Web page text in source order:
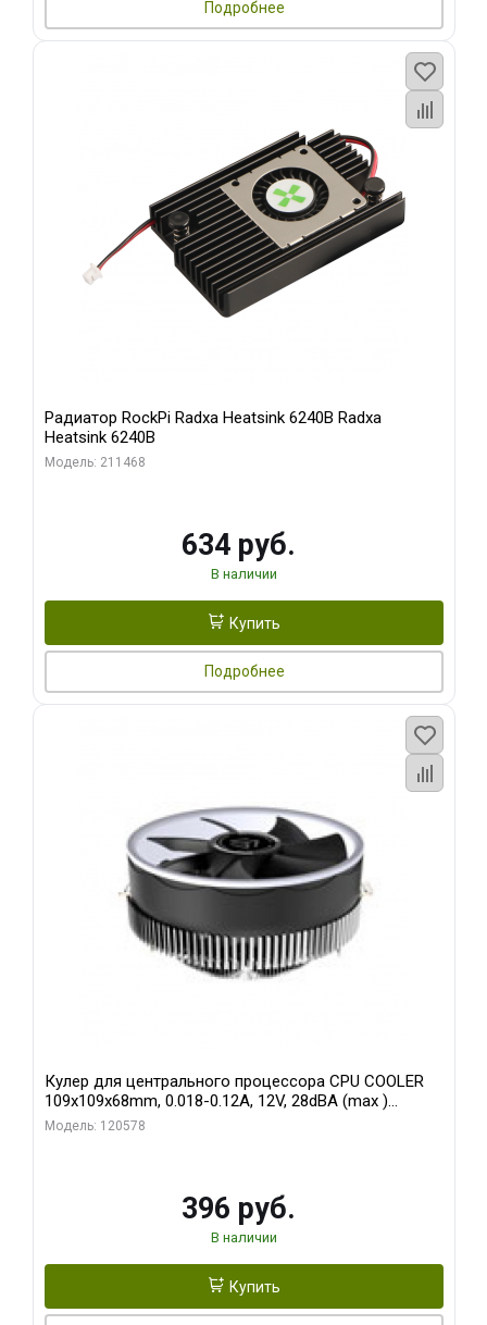
Подробнее
Радиатор RockPi Radxa Heatsink 6240B Radxa
Heatsink 6240B
Модель: 211468
634 руб.
В наличии
Купить
Подробнее
Кулер для центрального процессора CPU COOLER
109x109x68mm, 0.018-0.12A, 12V, 28dBA (max )
+/-10%
Модель: 120578
396 руб.
В наличии
Купить